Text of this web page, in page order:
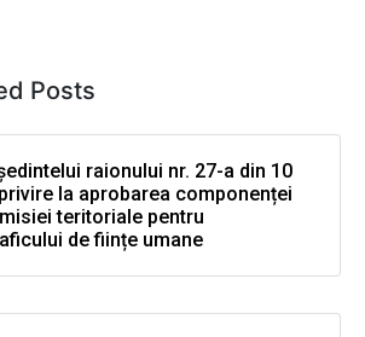
Posts
raionului nr. 27-a din 10
la aprobarea componenței
teritoriale pentru
de ființe umane